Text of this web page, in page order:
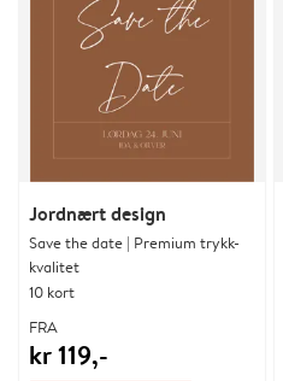
Jordnært design
Save the date | Premium trykk-
kvalitet
10 kort
FRA
kr 119,-